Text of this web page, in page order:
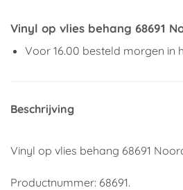
Vinyl op vlies behang 68691
Voor 16.00 besteld morgen in
Beschrijving
Vinyl op vlies behang 68691
Productnummer: 68691.